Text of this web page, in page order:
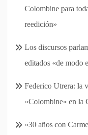
Colombine para
reedición»
Los discursos
editados «de modo
Federico Utrera: la
«Colombine» en la
«30 años con